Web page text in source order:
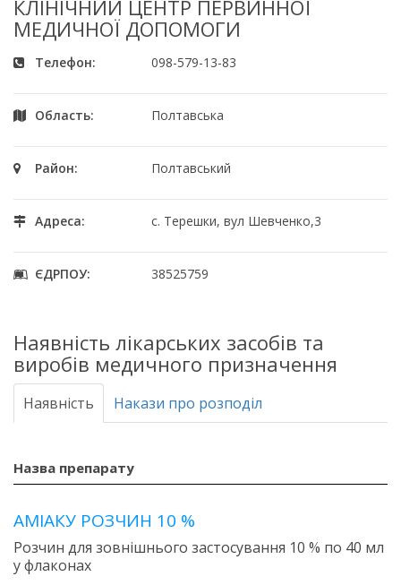
КЛІНІЧНИЙ ЦЕНТР ПЕРВИННОЇ
МЕДИЧНОЇ ДОПОМОГИ
Телефон: 098-579-13-83
Область: Полтавська
Район: Полтавський
Адреса: с. Терешки, вул Шевченко,3
ЄДРПОУ: 38525759
Наявність лікарських засобів та
виробів медичного призначення
Наявність Накази про розподіл
Назва препарату
АМІАКУ РОЗЧИН 10 %
Розчин для зовнішнього застосування 10 % по 40 мл
у флаконах